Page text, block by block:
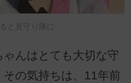
と見守り隊に
んはとても大切な守
の気持ちは、11年前